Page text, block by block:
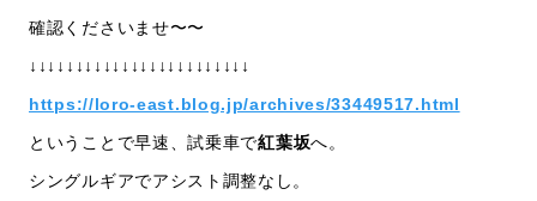
確認くださいませ〜〜
↓↓↓↓↓↓↓↓↓↓↓↓↓↓↓↓↓↓↓↓↓↓↓↓
https://loro-east.blog.jp/archives/33449517.html
ということで早速、試乗車で紅葉坂へ。
シングルギアでアシスト調整なし。